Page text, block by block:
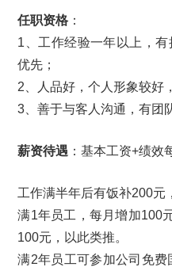
任职资格 ：
1、工作经验一年以上，
优先；
2、人品好，个人形象较好
3、善于与客人沟通，有团
薪资待遇 ：基本工资+绩效
工作满半年后有饭补200元
满1年员工，每月增加100
100元，以此类推。
满2年员工可参加公司免